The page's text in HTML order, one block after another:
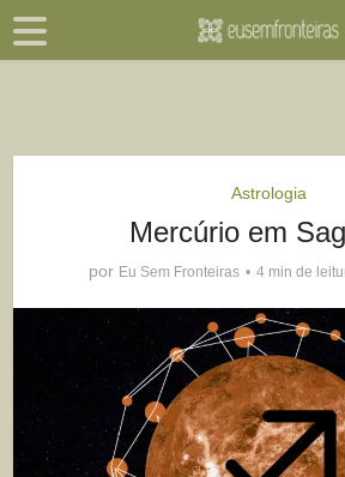
Astrologia
Mercúrio em
por Eu Sem Fronteiras 4 min de